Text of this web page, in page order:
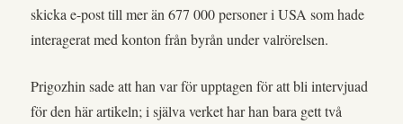
skicka e-post till mer än 677 000 personer i USA som hade
interagerat med konton från byrån under valrörelsen.
Prigozhin sade att han var för upptagen för att bli intervjuad
för den här artikeln; i själva verket har han bara gett två